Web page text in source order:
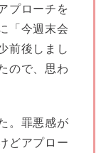
プローチを
「今週末会
前後しまし
ので、思わ
。罪悪感が
どアプロー